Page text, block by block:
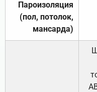
Пароизоляция
(пол, потолок,
мансарда)